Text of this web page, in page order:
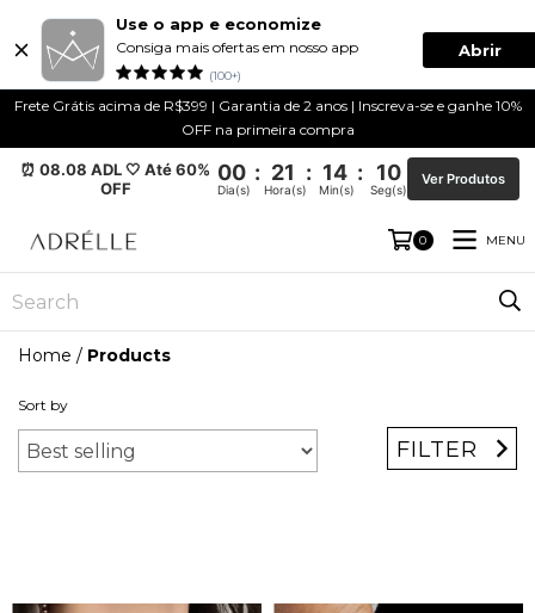
Use o app e economize
Consiga mais ofertas em nosso app
(100+)
Abrir
Frete Grátis acima de R$399 | Garantia de 2 anos | Inscreva-se e ganhe 10%
OFF na primeira compra
⏰ 08.08 ADL 🤍 Até 60%
OFF
00 : 21 : 14 : 10
Dia(s) Hora(s) Min(s) Seg(s)
Ver Produtos
0 MENU
Home / Products
Sort by
FILTER